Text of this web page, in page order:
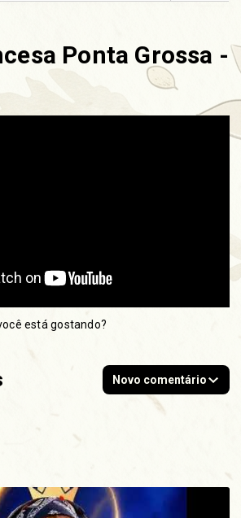
Ponta Grossa -
está gostando?
Novo comentário